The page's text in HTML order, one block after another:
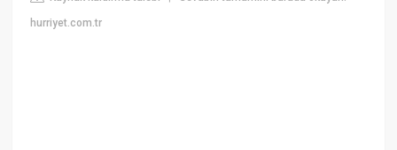
hurriyet.com.tr